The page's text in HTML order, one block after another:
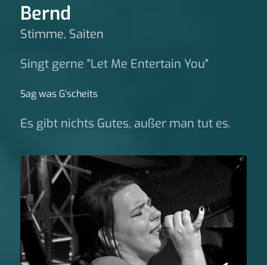
Bernd
Stimme, Saiten
Singt gerne "Let Me Entertain You"
Sag was G‘scheits
Es gibt nichts Gutes, außer man tut es.